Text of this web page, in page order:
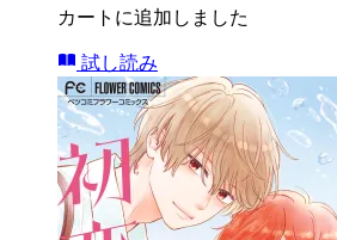
カートに追加しました
試し読み